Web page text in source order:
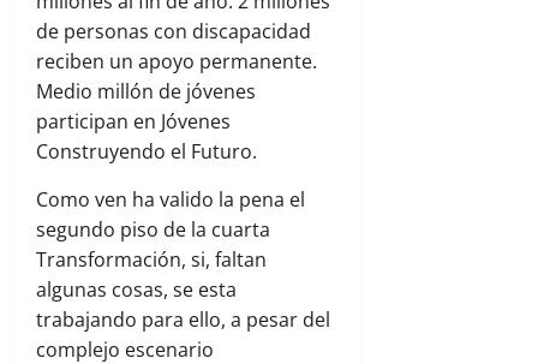
de personas con discapacidad
reciben un apoyo permanente.
Medio millón de jóvenes
participan en Jóvenes
Construyendo el Futuro.
Como ven ha valido la pena el
segundo piso de la cuarta
Transformación, si, faltan
algunas cosas, se esta
trabajando para ello, a pesar del
complejo escenario